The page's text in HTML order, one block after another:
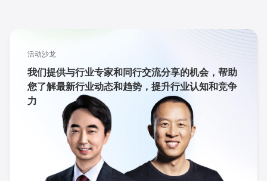
活动沙龙
我们提供与行业专家和同行交流分享的机会，帮助
您了解最新行业动态和趋势，提升行业认知和竞争
力